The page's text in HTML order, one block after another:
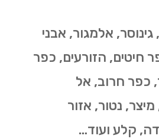
אלמגור, אבני
חיטים, הזורעים, כפר
כפר חרוב, אל
נטור, אזור
קלע ועוד…